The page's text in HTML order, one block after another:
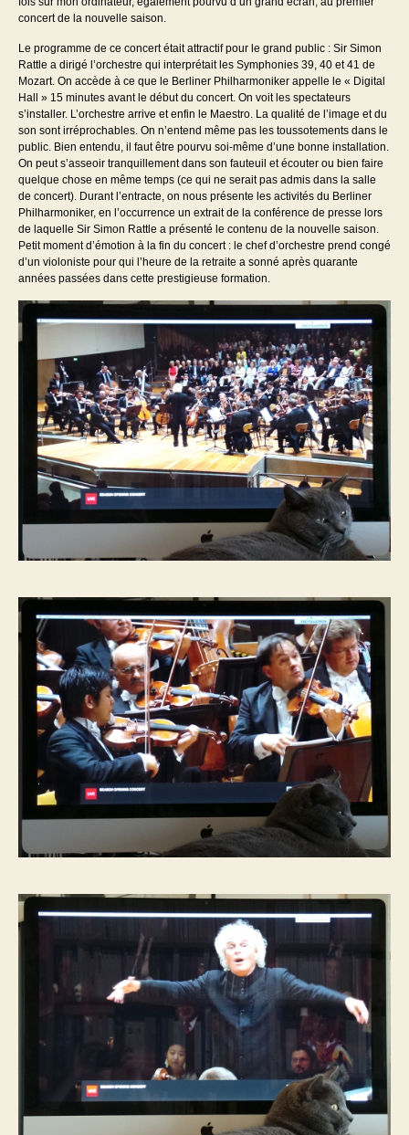
concert de la nouvelle saison.
Le programme de ce concert était attractif pour le grand public : Sir Simon
Rattle a dirigé l’orchestre qui interprétait les Symphonies 39, 40 et 41 de
Mozart. On accède à ce que le Berliner Philharmoniker appelle le « Digital
Hall » 15 minutes avant le début du concert. On voit les spectateurs
s’installer. L’orchestre arrive et enfin le Maestro. La qualité de l’image et du
son sont irréprochables. On n’entend même pas les toussotements dans le
public. Bien entendu, il faut être pourvu soi-même d’une bonne installation.
On peut s’asseoir tranquillement dans son fauteuil et écouter ou bien faire
quelque chose en même temps (ce qui ne serait pas admis dans la salle
de concert). Durant l’entracte, on nous présente les activités du Berliner
Philharmoniker, en l’occurrence un extrait de la conférence de presse lors
de laquelle Sir Simon Rattle a présenté le contenu de la nouvelle saison.
Petit moment d’émotion à la fin du concert : le chef d’orchestre prend congé
d’un violoniste pour qui l’heure de la retraite a sonné après quarante
années passées dans cette prestigieuse formation.